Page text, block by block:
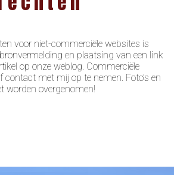
voor niet-commerciële websites is
en plaatsing van een link
op onze weblog. Commerciële
contact met mij op te nemen. Foto’s en
overgenomen!